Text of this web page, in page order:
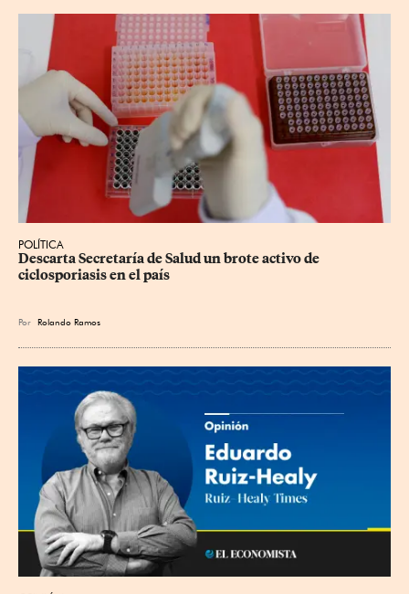
POLÍTICA
Descarta Secretaría de Salud un brote activo de
ciclosporiasis en el país
Por Rolando Ramos